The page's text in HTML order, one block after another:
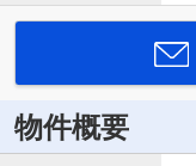
物件概要